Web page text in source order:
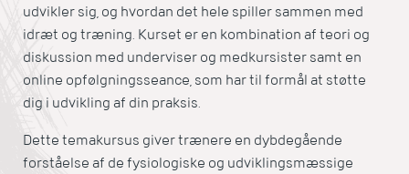
udvikler sig, og hvordan det hele spiller sammen med
idræt og træning. Kurset er en kombination af teori og
diskussion med underviser og medkursister samt en
online opfølgningsseance, som har til formål at støtte
dig i udvikling af din praksis.
Dette temakursus giver trænere en dybdegående
forståelse af de fysiologiske og udviklingsmæssige